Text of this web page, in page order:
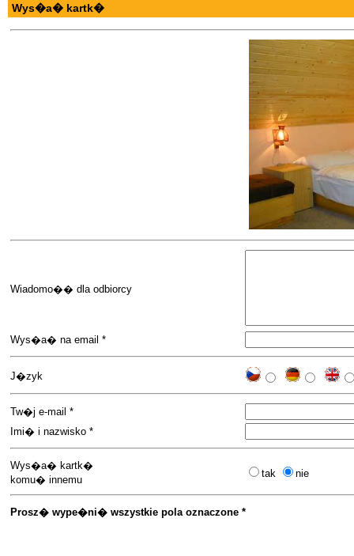
Wys�a� kartk�
Wiadomo�� dla odbiorcy
Wys�a� na email *
J�zyk
Tw�j e-mail *
Imi� i nazwisko *
Wys�a� kartk�
komu� innemu
tak nie
Prosz� wype�ni� wszystkie pola oznaczone *